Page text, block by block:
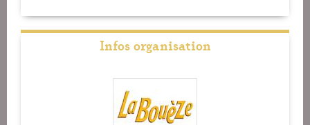
Infos organisation